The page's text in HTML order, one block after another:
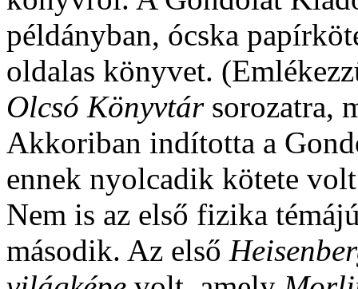
példányban, ócska
oldalas könyvet.
Olcsó Könyvtársorozatra,
Akkoriban indította a
ennek nyolcadik kötete
Nem is az első fizika
második. Az első